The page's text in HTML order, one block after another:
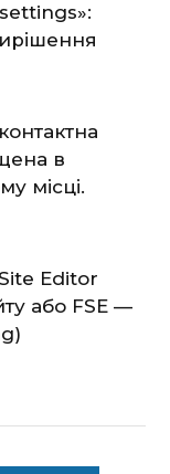
в
місці.
Editor
або FSE —